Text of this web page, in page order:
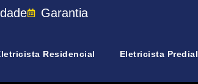
Garantia
Residencial Eletricista Predial